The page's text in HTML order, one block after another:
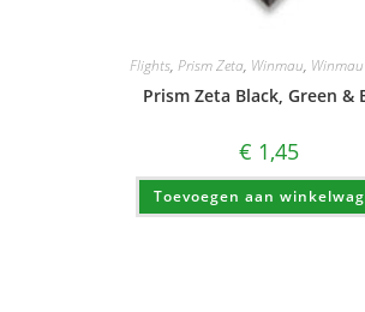
Flights, Prism Zeta, Winmau,
Prism Zeta Black, Green &
€ 1,45
Toevoegen aan